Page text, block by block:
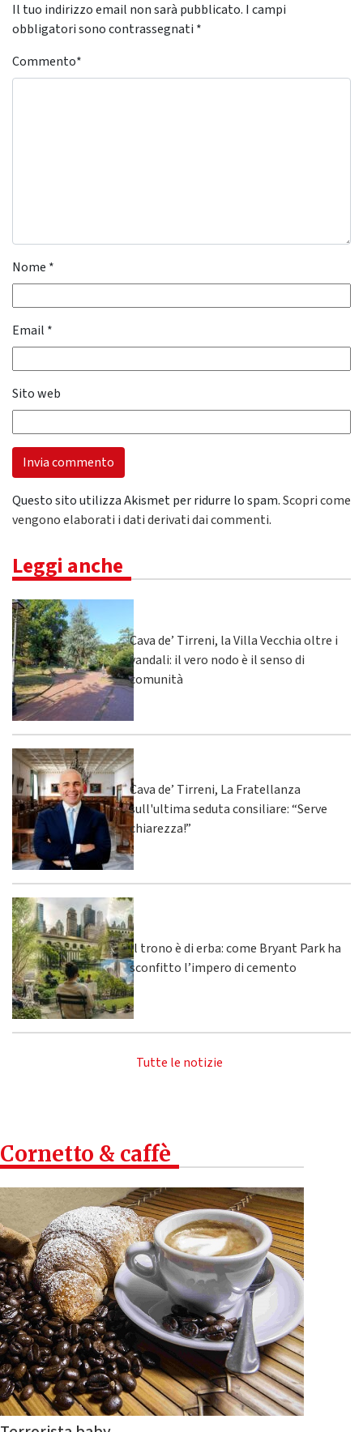
Il tuo indirizzo email non sarà pubblicato. I campi
obbligatori sono contrassegnati *
Commento*
Nome *
Email *
Sito web
Questo sito utilizza Akismet per ridurre lo spam.Scopri come
vengono elaborati i dati derivati dai commenti.
Leggi anche
Cava de’ Tirreni, la Villa Vecchia oltre i
vandali: il vero nodo è il senso di
comunità
Cava de’ Tirreni, La Fratellanza
sull'ultima seduta consiliare: “Serve
chiarezza!”
Il trono è di erba: come Bryant Park ha
sconfitto l’impero di cemento
Tutte le notizie
Cornetto & caffè